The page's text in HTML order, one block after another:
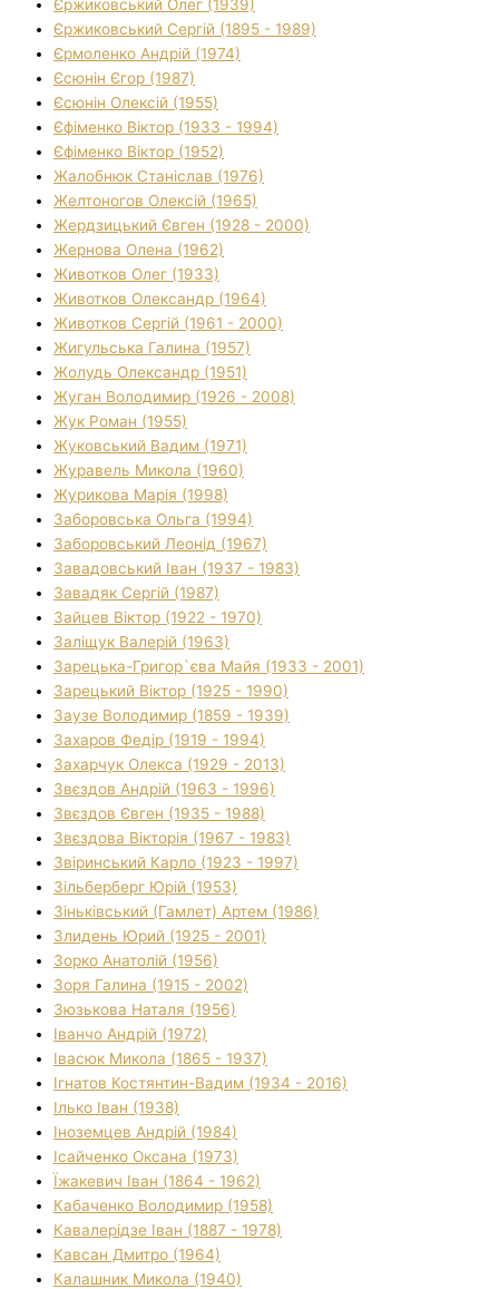
Єржиковський Олег (1939)
Єржиковський Сергій (1895 - 1989)
Єрмоленко Андрій (1974)
Єсюнін Єгор (1987)
Єсюнін Олексій (1955)
Єфіменко Віктор (1933 - 1994)
Єфіменко Віктор (1952)
Жалобнюк Станіслав (1976)
Желтоногов Олексій (1965)
Жердзицький Євген (1928 - 2000)
Жернова Олена (1962)
Животков Олег (1933)
Животков Олександр (1964)
Животков Сергій (1961 - 2000)
Жигульська Галина (1957)
Жолудь Олександр (1951)
Жуган Володимир (1926 - 2008)
Жук Роман (1955)
Жуковський Вадим (1971)
Журавель Микола (1960)
Журикова Марія (1998)
Заборовська Ольга (1994)
Заборовський Леонід (1967)
Завадовський Іван (1937 - 1983)
Завадяк Сергій (1987)
Зайцев Віктор (1922 - 1970)
Заліщук Валерій (1963)
Зарецька-Григор`єва Майя (1933 - 2001)
Зарецький Віктор (1925 - 1990)
Заузе Володимир (1859 - 1939)
Захаров Федір (1919 - 1994)
Захарчук Олекса (1929 - 2013)
Звєздов Андрій (1963 - 1996)
Звєздов Євген (1935 - 1988)
Звєздова Вікторія (1967 - 1983)
Звіринський Карло (1923 - 1997)
Зільберберг Юрій (1953)
Зіньківський (Гамлет) Артем (1986)
Злидень Юрий (1925 - 2001)
Зорко Анатолій (1956)
Зоря Галина (1915 - 2002)
Зюзькова Наталя (1956)
Іванчо Андрій (1972)
Івасюк Микола (1865 - 1937)
Ігнатов Костянтин-Вадим (1934 - 2016)
Ілько Іван (1938)
Іноземцев Андрій (1984)
Ісайченко Оксана (1973)
Їжакевич Іван (1864 - 1962)
Кабаченко Володимир (1958)
Кавалерідзе Іван (1887 - 1978)
Кавсан Дмитро (1964)
Калашник Микола (1940)